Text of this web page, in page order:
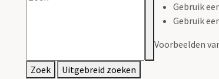
Gebruik
Gebruik
Voorbeelden
Zoek
Uitgebreid zoeken